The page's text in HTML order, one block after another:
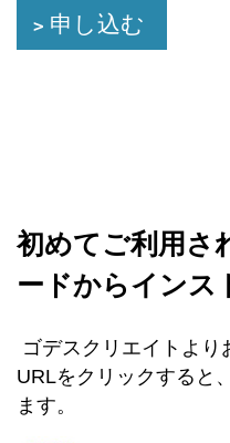
申し込む
初めてご利用さ
ードからインス
ゴデスクリエイトより
URLをクリックすると
ます。